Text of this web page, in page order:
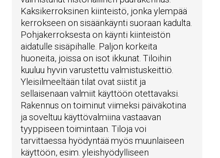
Kaksikerroksinen kiinteistö, jonka ylempää
kerrokseen on sisäänkäynti suoraan kadulta.
Pohjakerroksesta on käynti kiinteistön
aidatulle sisäpihalle. Paljon korkeita
huoneita, joissa on isot ikkunat. Tiloihin
kuuluu hyvin varustettu valmistuskeittiö.
Yleisilmeeltään tilat ovat siistit ja
sellaisenaan valmiit käyttöön otettavaksi.
Rakennus on toiminut viimeksi päiväkotina
ja soveltuu käyttövalmiina vastaavan
tyyppiseen toimintaan. Tiloja voi
tarvittaessa hyödyntää myös muunlaiseen
käyttöön, esim. yleishyödylliseen